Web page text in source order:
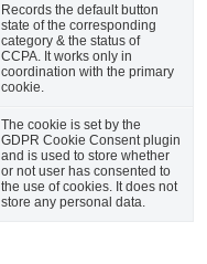
Records the default button
state of the corresponding
category & the status of
CCPA. It works only in
coordination with the primary
cookie.
The cookie is set by the
GDPR Cookie Consent plugin
and is used to store whether
or not user has consented to
the use of cookies. It does not
store any personal data.